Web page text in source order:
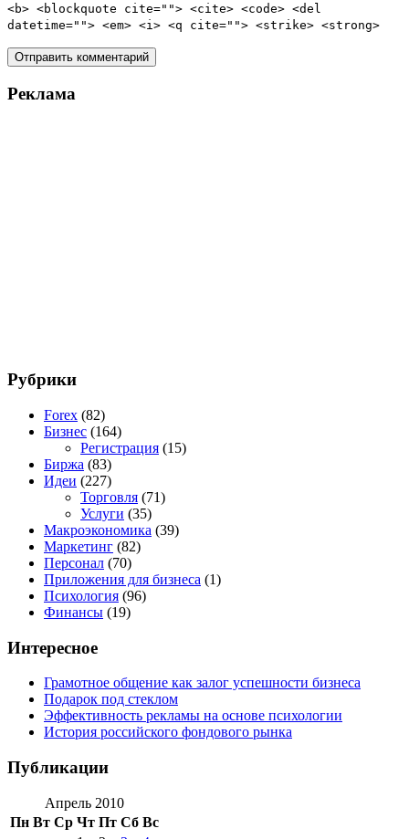
<b> <blockquote cite=""> <cite> <code> <del
datetime=""> <em> <i> <q cite=""> <strike> <strong>
Реклама
Рубрики
Forex (82)
Бизнес (164)
Регистрация (15)
Биржа (83)
Идеи (227)
Торговля (71)
Услуги (35)
Макроэкономика (39)
Маркетинг (82)
Персонал (70)
Приложения для бизнеса (1)
Психология (96)
Финансы (19)
Интересное
Грамотное общение как залог успешности бизнеса
Подарок под стеклом
Эффективность рекламы на основе психологии
История российского фондового рынка
Публикации
Апрель 2010
Пн Вт Ср Чт Пт Сб Вс